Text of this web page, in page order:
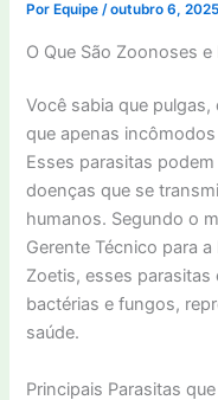
Por Equipe/outubro 6, 2025
O Que São Zoonoses
Você sabia que
que apenas
Esses parasitas
doenças que se
humanos. Segundo o
Gerente Técnico para
Zoetis, esses
bactérias e fungos,
saúde.
Principais Parasitas